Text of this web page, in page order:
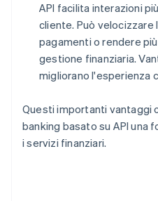
API facilita interazioni
cliente. Può velocizzare
pagamenti o rendere
gestione finanziaria.
migliorano l'esperienza
Questi importanti vantaggi
banking basato su API una
i servizi finanziari.